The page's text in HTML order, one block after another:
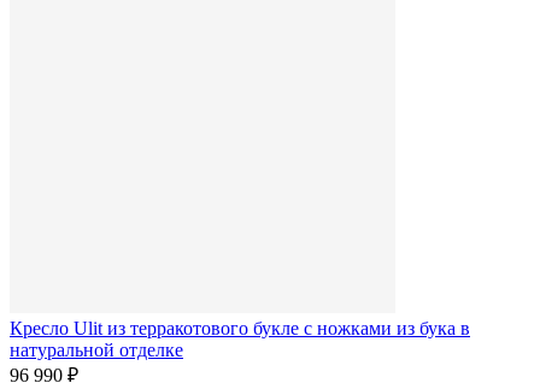
Кресло Ulit из терракотового букле с ножками из бука в
натуральной отделке
96 990 ₽